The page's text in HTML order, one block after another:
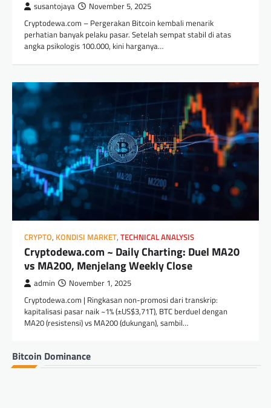
susantojaya November 5, 2025
Cryptodewa.com – Pergerakan Bitcoin kembali menarik
perhatian banyak pelaku pasar. Setelah sempat stabil di atas
angka psikologis 100.000, kini harganya…
CRYPTO, KONDISI MARKET, TECHNICAL ANALYSIS
Cryptodewa.com ~ Daily Charting: Duel MA20
vs MA200, Menjelang Weekly Close
admin November 1, 2025
Cryptodewa.com | Ringkasan non-promosi dari transkrip:
kapitalisasi pasar naik ~1% (±US$3,71T), BTC berduel dengan
MA20 (resistensi) vs MA200 (dukungan), sambil…
Bitcoin Dominance